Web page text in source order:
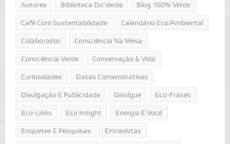
Autores Biblioteca Do Verde Blog 100% Verde
Café Com Sustentabilidade Calendário Eco/Ambiental
Colaborador Consciência Na Mesa
Consciência Verde Conservação & Vida
Curiosidades Datas Comemorativas
Divulgação E Publicidade Divulgue Eco-Frases
Eco-Links Eco Insight Energia E Você
Enquetes E Pesquisas Entrevistas